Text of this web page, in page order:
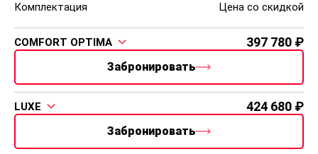
Комплектация Цена со скидкой
COMFORT OPTIMA 397 780
Забронировать
LUXE 424 680
Забронировать